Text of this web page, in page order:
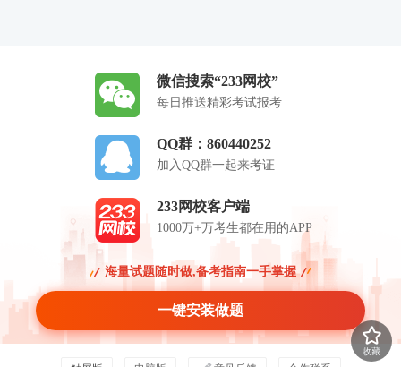
微信搜索“233网校”
每日推送精彩考试报考
QQ群：860440252
加入QQ群一起来考证
233网校客户端
1000万+万考生都在用的APP
海量试题随时做,备考指南一手掌握
一键安装做题
收藏